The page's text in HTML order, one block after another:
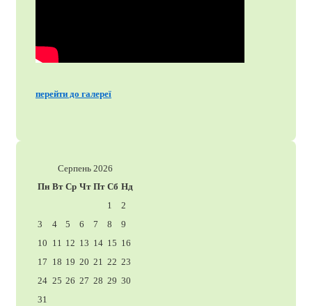
перейти до галереї
Серпень 2026
Пн Вт Ср Чт Пт Сб Нд
1
2
3
4 5 6 7 8
9
10 11 12 13 14 15 16
17 18 19 20 21 22 23
24 25 26 27 28 29 30
31